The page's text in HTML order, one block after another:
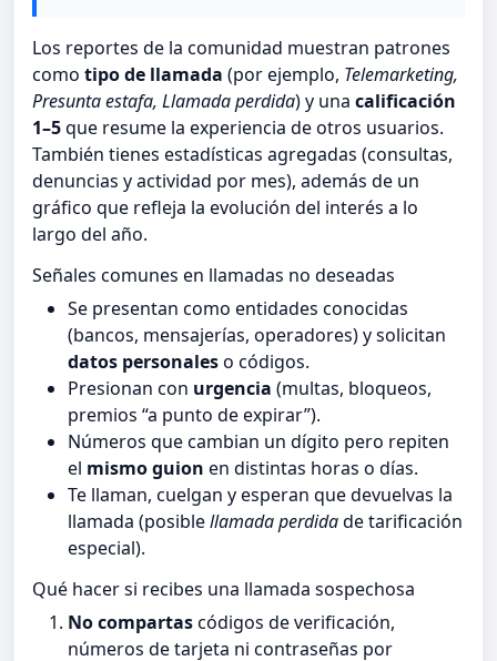
Los reportes de la comunidad muestran patrones
como tipo de llamada (por ejemplo, Telemarketing,
Presunta estafa, Llamada perdida) y una calificación
1–5que resume la experiencia de otros usuarios.
También tienes estadísticas agregadas (consultas,
denuncias y actividad por mes), además de un
gráfico que refleja la evolución del interés a lo
largo del año.
Señales comunes en llamadas no deseadas
Se presentan como entidades conocidas
(bancos, mensajerías, operadores) y solicitan
datos personaleso códigos.
Presionan con urgencia (multas, bloqueos,
premios “a punto de expirar”).
Números que cambian un dígito pero repiten
el mismo guion en distintas horas o días.
Te llaman, cuelgan y esperan que devuelvas la
llamada (posiblellamada perdidade tarificación
especial).
Qué hacer si recibes una llamada sospechosa
No compartascódigos de verificación,
números de tarjeta ni contraseñas por